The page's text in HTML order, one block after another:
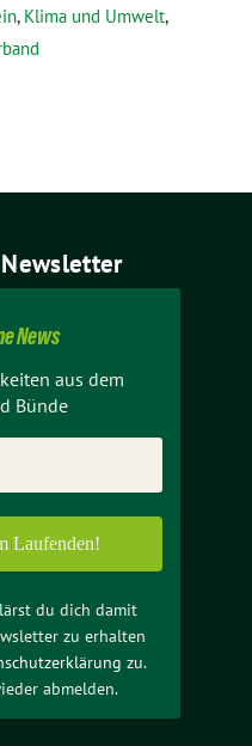
, Klima und Umwelt,
News
aus dem
Bünde
du dich damit
zu erhalten
zu.
abmelden.